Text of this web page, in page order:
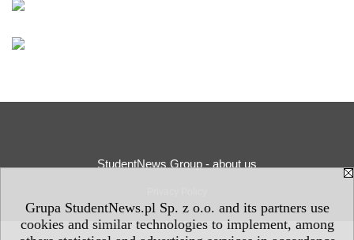
Grupa StudentNews.pl Sp. z o.o. and its partners use
cookies and similar technologies to implement, among
StudentNews Group - about us